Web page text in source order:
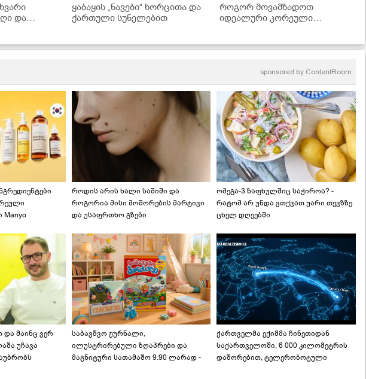
და
და
ყაბაყის „ნავები“ ხორცითა და
ქართული სუნელებით
როგორ მოვამზადოთ
იდეალური კორეული
sponsored by ContentRoom
Manyo
როდის არის ხალი საშიში და
როგორია მისი მოშორების მარტივი
და უსაფრთხო გზები
ომეგა-3 ზაფხულშიც საჭიროა? -
რატომ არ უნდა ვთქვათ უარი თევზზე
ცხელ დღეებში
და მაინც ვერ
უჩავა
საბავშვო ჟურნალი,
ილუსტრირებული ზღაპრები და
მაგნიტური სათამაშო 9.90 ლარად -
ქართველმა ექიმმა ჩინეთიდან
საქართველოში, 6 000 კილომეტრის
დაშორებით, ტელერობოტული